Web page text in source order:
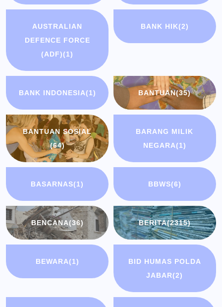
AUSTRALIAN
DEFENCE FORCE
(ADF)(1)
BANK HIK(2)
BANK INDONESIA(1) BANTUAN(35)
BANTUAN SOSIAL
(64)
BARANG MILIK
NEGARA(1)
BASARNAS(1) BBWS(6)
BENCANA(36) BERITA(2315)
BEWARA(1)
BID HUMAS POLDA
JABAR(2)